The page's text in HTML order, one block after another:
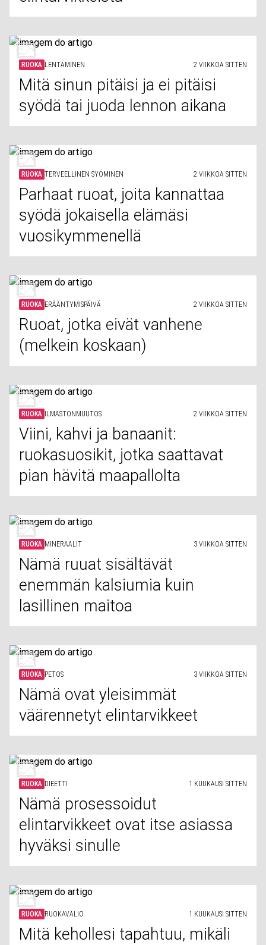
RUOKA LENTÄMINEN 2 VIIKKOA SITTEN
Mitä sinun pitäisi ja ei pitäisi
syödä tai juoda lennon aikana
RUOKA TERVEELLINEN SYÖMINEN 2 VIIKKOA SITTEN
Parhaat ruoat, joita kannattaa
syödä jokaisella elämäsi
vuosikymmenellä
RUOKA ERÄÄNTYMISPÄIVÄ 2 VIIKKOA SITTEN
Ruoat, jotka eivät vanhene
(melkein koskaan)
RUOKA ILMASTONMUUTOS 2 VIIKKOA SITTEN
Viini, kahvi ja banaanit:
ruokasuosikit, jotka saattavat
pian hävitä maapallolta
RUOKA MINERAALIT 3 VIIKKOA SITTEN
Nämä ruuat sisältävät
enemmän kalsiumia kuin
lasillinen maitoa
RUOKA PETOS 3 VIIKKOA SITTEN
Nämä ovat yleisimmät
väärennetyt elintarvikkeet
RUOKA DIEETTI 1 KUUKAUSI SITTEN
Nämä prosessoidut
elintarvikkeet ovat itse asiassa
hyväksi sinulle
RUOKA RUOKAVALIO 1 KUUKAUSI SITTEN
Mitä kehollesi tapahtuu, mikäli